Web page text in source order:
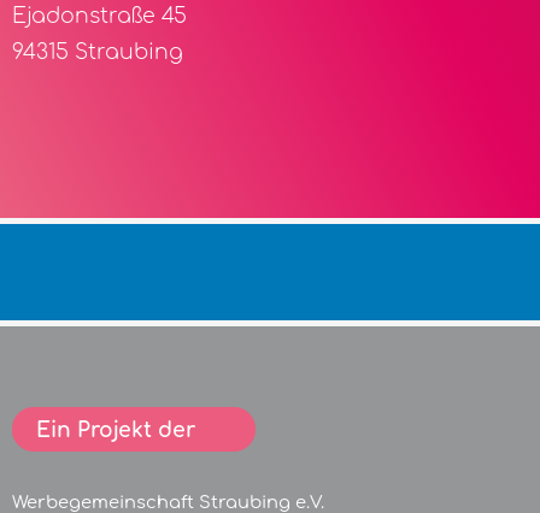
Ejadonstraße 45
94315 Straubing
Ein Projekt der
Werbegemeinschaft Straubing e.V.